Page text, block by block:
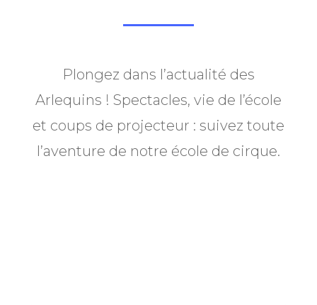
Plongez dans l’actualité des
Arlequins ! Spectacles, vie de l’école
et coups de projecteur : suivez toute
l’aventure de notre école de cirque.